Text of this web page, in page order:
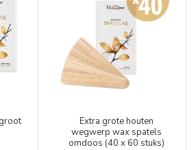
Extra grote houten
wegwerp wax spatels
omdoos (40 x 60 stuks)